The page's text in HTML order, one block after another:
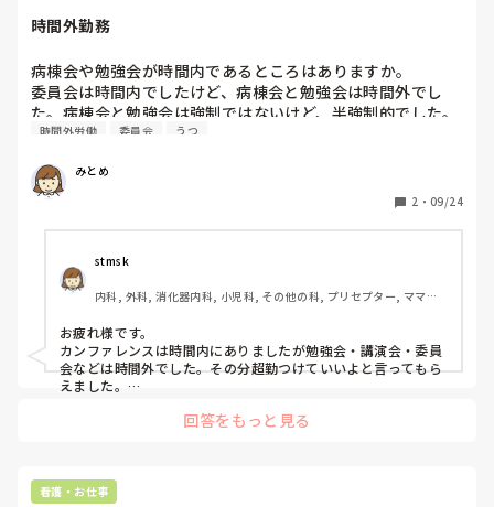
時間外勤務
病棟会や勉強会が時間内であるところはありますか。
委員会は時間内でしたけど、病棟会と勉強会は時間外でし
た。病棟会と勉強会は強制ではないけど、半強制的でした。
今、病院勤務ではなく施設勤務です。このまま施設でいいの
思うと病院への転職は憂うつです。
時間外労働 委員会 うつ
みとめ
2 ・ 09/24
stmsk
内科, 外科, 消化器内科, 小児科, その他の科, プリセプター, ママナ
お疲れ様です。
カンファレンスは時間内にありましたが勉強会・講演会・委員
会などは時間外でした。その分超勤つけていいよと言ってもら
えました。
ないといけなかったため聞きに行ったり、病棟勉強会もなるべ
のですね😢
回答をもっと見る
看護・お仕事